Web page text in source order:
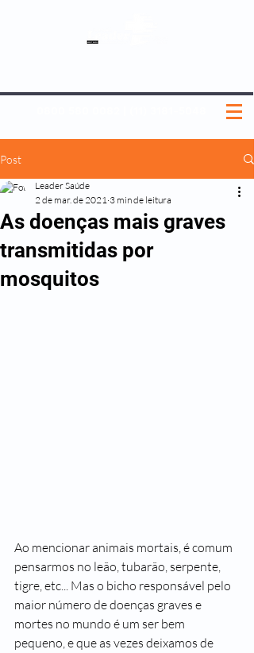
Post
As doenças mais graves
transmitidas por
mosquitos
Leader Saúde
2 de mar. de 2021 3 min de leitura
Ao mencionar animais mortais, é comum
pensarmos no leão, tubarão, serpente,
tigre, etc... Mas o bicho responsável pelo
maior número de doenças graves e
mortes no mundo é um ser bem
pequeno, e que as vezes deixamos de